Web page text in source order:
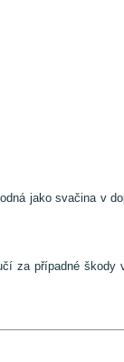
jako svačina v
za případné škody